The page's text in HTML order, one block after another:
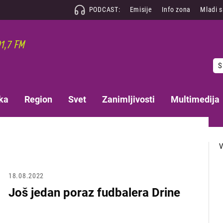
PODCAST: Emisije Info zona Mladi
Region Svet Zanimljivosti Multimedija
18.08.2022
Još jedan poraz fudbalera Drine